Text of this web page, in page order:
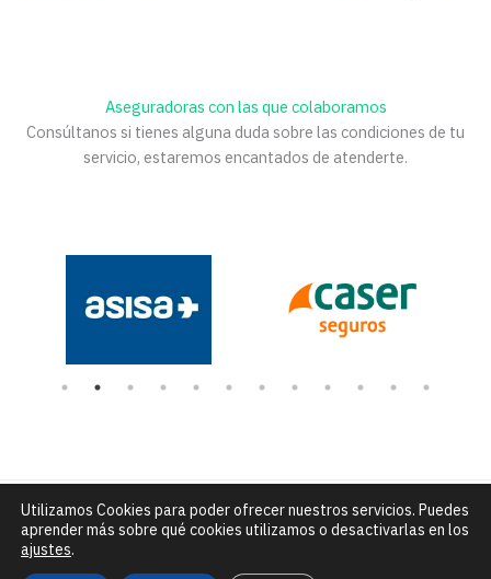
Aseguradoras con las que colaboramos
Consúltanos si tienes alguna duda sobre las condiciones de tu
servicio, estaremos encantados de atenderte.
Número de Rexistro Sanitario: C-15-004432 |C/ Alfredo Brañas
núm. 7 - Santiago de Compostela |info@clinicadceo.com| Tfn: 881
Utilizamos Cookies para poder ofrecer nuestros servicios. Puedes
aprender más sobre qué cookies utilizamos o desactivarlas en los
ajustes.